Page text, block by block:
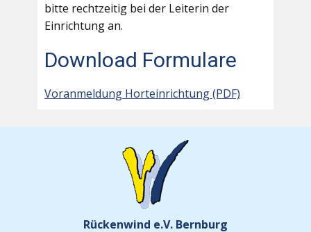
bitte rechtzeitig bei der Leiterin der
Einrichtung an.
Download Formulare
Voranmeldung Horteinrichtung (PDF)
Rückenwind e.V. Bernburg